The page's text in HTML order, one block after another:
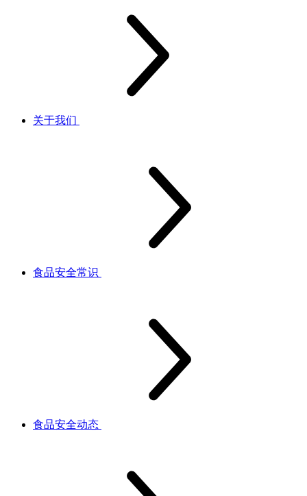
关于我们
食品安全常识
食品安全动态